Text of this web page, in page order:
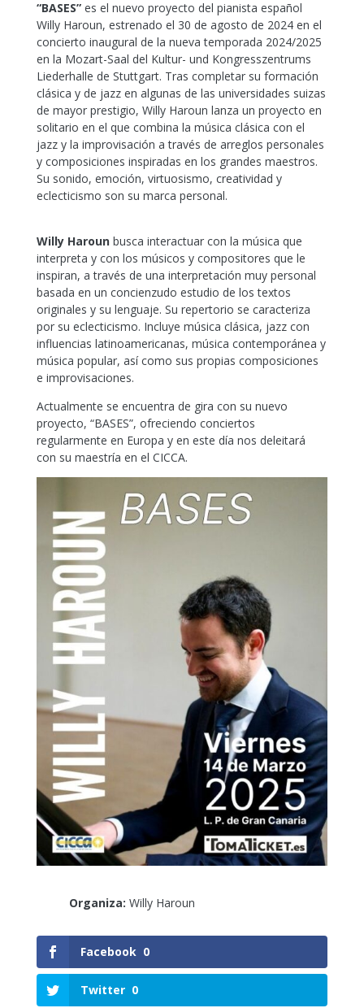
“BASES” es el nuevo proyecto del pianista español
Willy Haroun, estrenado el 30 de agosto de 2024 en el
concierto inaugural de la nueva temporada 2024/2025
en la Mozart-Saal del Kultur- und Kongresszentrums
Liederhalle de Stuttgart. Tras completar su formación
clásica y de jazz en algunas de las universidades suizas
de mayor prestigio, Willy Haroun lanza un proyecto en
solitario en el que combina la música clásica con el
jazz y la improvisación a través de arreglos personales
y composiciones inspiradas en los grandes maestros.
Su sonido, emoción, virtuosismo, creatividad y
eclecticismo son su marca personal.
Willy Haroun busca interactuar con la música que
interpreta y con los músicos y compositores que le
inspiran, a través de una interpretación muy personal
basada en un concienzudo estudio de los textos
originales y su lenguaje. Su repertorio se caracteriza
por su eclecticismo. Incluye música clásica, jazz con
influencias latinoamericanas, música contemporánea y
música popular, así como sus propias composiciones
e improvisaciones.
Actualmente se encuentra de gira con su nuevo
proyecto, “BASES”, ofreciendo conciertos
regularmente en Europa y en este día nos deleitará
con su maestría en el CICCA.
Organiza: Willy Haroun
Facebook 0
Twitter 0